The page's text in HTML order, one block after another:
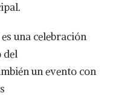
una celebración
del
un evento con